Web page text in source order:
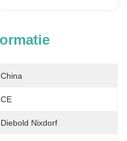
China
CE
Diebold Nixdorf